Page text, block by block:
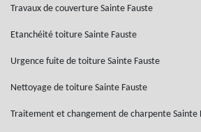
Travaux de couverture Sainte Fauste
Etanchéité toiture Sainte Fauste
Urgence fuite de toiture Sainte Fauste
Nettoyage de toiture Sainte Fauste
Traitement et changement de charpente Sainte